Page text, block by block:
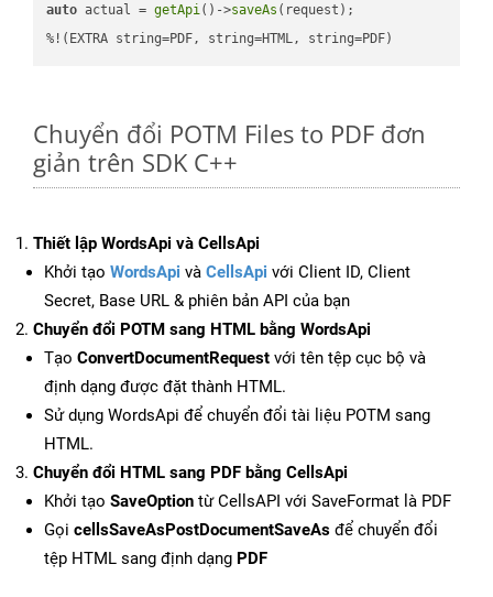
auto actual = getApi()->saveAs (request);
%!(EXTRA string=PDF, string=HTML, string=PDF)
Chuyển đổi POTM Files to PDF đơn
giản trên SDK C++
Thiết lập WordsApi và CellsApi
Khởi tạo WordsApi và CellsApi với Client ID, Client
Secret, Base URL & phiên bản API của bạn
Chuyển đổi POTM sang HTML bằng WordsApi
Tạo ConvertDocumentRequest với tên tệp cục bộ và
định dạng được đặt thành HTML.
Sử dụng WordsApi để chuyển đổi tài liệu POTM sang
HTML.
Chuyển đổi HTML sang PDF bằng CellsApi
Khởi tạo SaveOption từ CellsAPI với SaveFormat là PDF
Gọi cellsSaveAsPostDocumentSaveAs để chuyển đổi
tệp HTML sang định dạng PDF